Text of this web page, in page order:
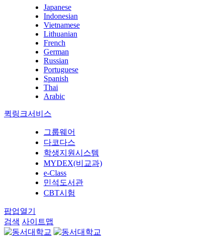
Japanese
Indonesian
Vietnamese
Lithuanian
French
German
Russian
Portuguese
Spanish
Thai
Arabic
퀵링크서비스
그룹웨어
다코다스
학생지원시스템
MYDEX(비교과)
e-Class
민석도서관
CBT시험
팝업열기
검색 사이트맵